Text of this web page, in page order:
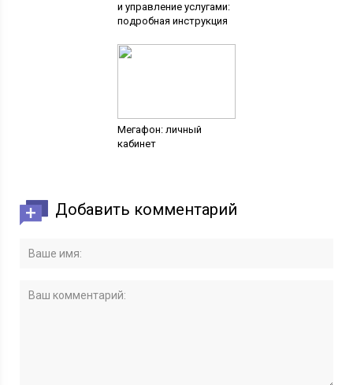
и управление услугами:
подробная инструкция
Мегафон: личный
кабинет
Добавить комментарий